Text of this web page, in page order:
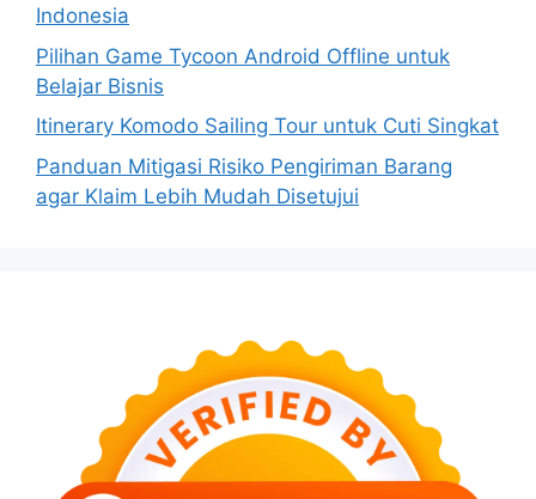
Indonesia
Pilihan Game Tycoon Android Offline untuk
Belajar Bisnis
Itinerary Komodo Sailing Tour untuk Cuti Singkat
Panduan Mitigasi Risiko Pengiriman Barang
agar Klaim Lebih Mudah Disetujui